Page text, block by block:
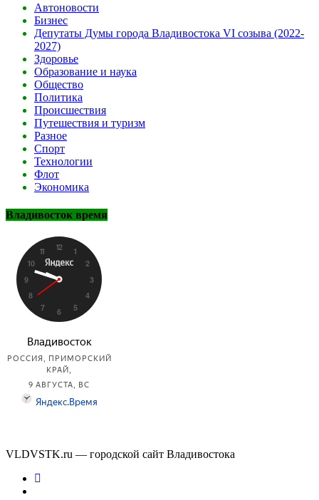
Автоновости
Бизнес
Депутаты Думы города Владивостока VI созыва (2022-
2027)
Здоровье
Образование и наука
Общество
Политика
Происшествия
Путешествия и туризм
Разное
Спорт
Технологии
Флот
Экономика
Владивосток время
VLDVSTK.ru — городской сайт Владивостока